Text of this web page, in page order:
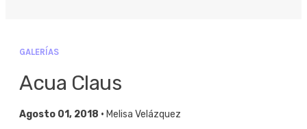
GALERÍAS
Acua Claus
Agosto 01, 2018 • Melisa Velázquez